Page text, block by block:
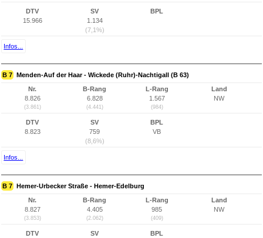
DTV
15.966
SV
1.134
(7,1%)
BPL
Infos...
B 7 Menden-Auf der Haar - Wickede (Ruhr)-Nachtigall (B 63)
Nr.
8.826
(3.861)
B-Rang
6.828
(4.441)
L-Rang
1.567
(984)
Land
NW
DTV
8.823
SV
759
(8,6%)
BPL
VB
Infos...
B 7 Hemer-Urbecker Straße - Hemer-Edelburg
Nr.
8.827
(3.853)
B-Rang
4.405
(2.062)
L-Rang
985
(409)
Land
NW
DTV
SV
BPL